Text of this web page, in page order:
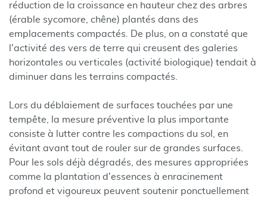
réduction de la croissance en hauteur chez des arbres
(érable sycomore, chêne) plantés dans des
emplacements compactés. De plus, on a constaté que
l'activité des vers de terre qui creusent des galeries
horizontales ou verticales (activité biologique) tendait à
diminuer dans les terrains compactés.
Lors du déblaiement de surfaces touchées par une
tempête, la mesure préventive la plus importante
consiste à lutter contre les compactions du sol, en
évitant avant tout de rouler sur de grandes surfaces.
Pour les sols déjà dégradés, des mesures appropriées
comme la plantation d'essences à enracinement
profond et vigoureux peuvent soutenir ponctuellement